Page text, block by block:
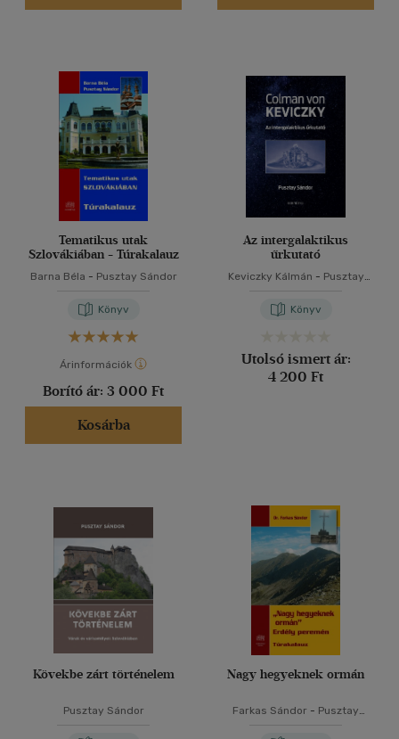
Tematikus utak
Szlovákiában - Túrakalauz
Barna Béla - Pusztay Sándor
Könyv
Árinformációk
Borító ár: 3 000 Ft
Kosárba
Az intergalaktikus
űrkutató
Keviczky Kálmán - Pusztay
Könyv
Utolsó ismert ár:
4 200 Ft
Kövekbe zárt történelem
Pusztay Sándor
Nagy hegyeknek ormán
Farkas Sándor - Pusztay